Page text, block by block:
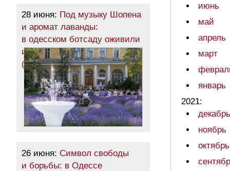
28 июня: Под музыку Шопена
и аромат лаванды:
в одесском ботсаду оживили
исторический фонтан
(фоторепортаж)
26 июня: Символ свободы
и борьбы: в Одессе
июнь
май
апрель
март
январь
2021:
декабрь
ноябрь
октябрь